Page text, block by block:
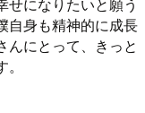
せになりたいと願う
自身も精神的に成長
んにとって、きっと